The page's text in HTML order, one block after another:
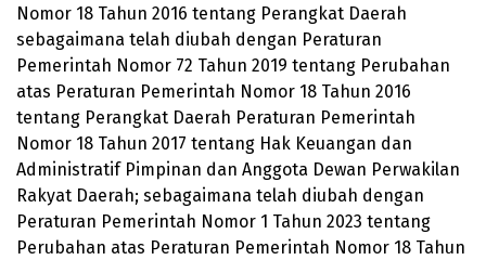
Nomor 18 Tahun 2016 tentang Perangkat Daerah
sebagaimana telah diubah dengan Peraturan
Pemerintah Nomor 72 Tahun 2019 tentang Perubahan
atas Peraturan Pemerintah Nomor 18 Tahun 2016
tentang Perangkat Daerah Peraturan Pemerintah
Nomor 18 Tahun 2017 tentang Hak Keuangan dan
Administratif Pimpinan dan Anggota Dewan Perwakilan
Rakyat Daerah; sebagaimana telah diubah dengan
Peraturan Pemerintah Nomor 1 Tahun 2023 tentang
Perubahan atas Peraturan Pemerintah Nomor 18 Tahun